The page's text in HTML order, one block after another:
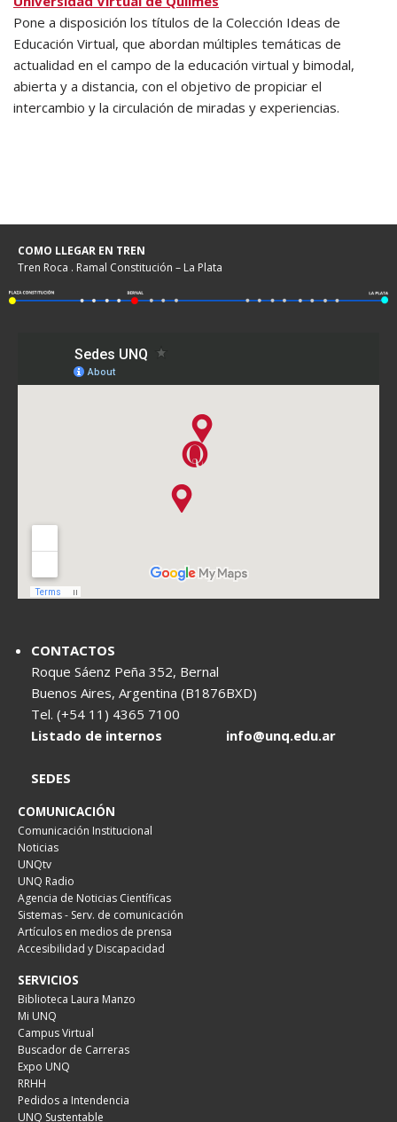
Pone a disposición los títulos de la Colección Ideas de
Educación Virtual, que abordan múltiples temáticas de
actualidad en el campo de la educación virtual y bimodal,
abierta y a distancia, con el objetivo de propiciar el
intercambio y la circulación de miradas y experiencias.
COMO LLEGAR EN TREN
Tren Roca . Ramal Constitución – La Plata
CONTACTOS
Roque Sáenz Peña 352, Bernal
Buenos Aires, Argentina (B1876BXD)
Tel. (+54 11) 4365 7100
Listado de internos
info@unq.edu.ar
SEDES
COMUNICACIÓN
Comunicación Institucional
Noticias
UNQtv
UNQ Radio
Agencia de Noticias Científicas
Sistemas - Serv. de comunicación
Artículos en medios de prensa
Accesibilidad y Discapacidad
SERVICIOS
Biblioteca Laura Manzo
Mi UNQ
Campus Virtual
Buscador de Carreras
Expo UNQ
RRHH
Pedidos a Intendencia
UNQ Sustentable